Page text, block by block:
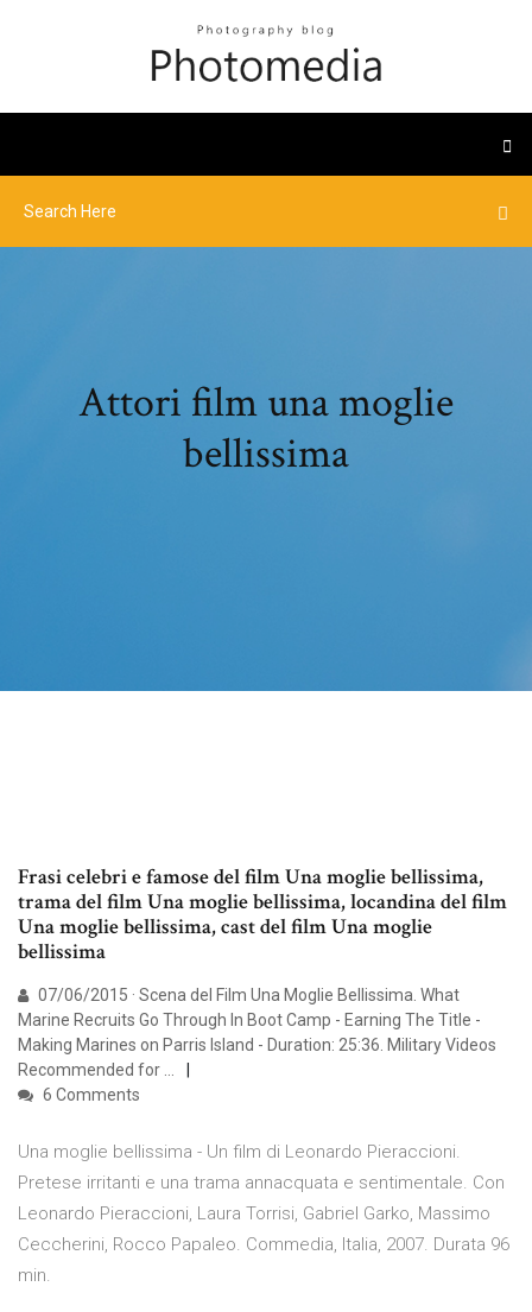
Attori film una moglie
bellissima
Frasi celebri e famose del film Una moglie bellissima,
trama del film Una moglie bellissima, locandina del film
Una moglie bellissima, cast del film Una moglie
bellissima
07/06/2015 · Scena del Film Una Moglie Bellissima. What
Marine Recruits Go Through In Boot Camp - Earning The Title -
Making Marines on Parris Island - Duration: 25:36. Military Videos
Recommended for …
6 Comments
Una moglie bellissima - Un film di Leonardo Pieraccioni.
Pretese irritanti e una trama annacquata e sentimentale. Con
Leonardo Pieraccioni, Laura Torrisi, Gabriel Garko, Massimo
Ceccherini, Rocco Papaleo. Commedia, Italia, 2007. Durata 96
min.